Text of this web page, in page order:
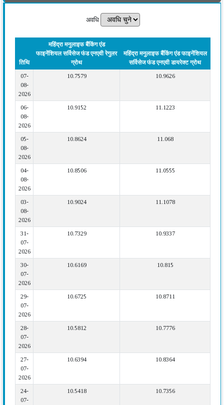
अवधि
तिथि
महिंद्रा मनुलाइफ बैंकिंग एंड
फाइनेंशियल सर्विसेज फंड एनएवी रेगुलर
ग्रोथ
महिंद्रा मनुलाइफ बैंकिंग एंड फाइनेंशियल
सर्विसेज फंड एनएवी डायरेक्ट ग्रोथ
07-
08-
2026
10.7579 10.9626
06-
08-
2026
10.9152 11.1223
05-
08-
2026
10.8624 11.068
04-
08-
2026
10.8506 11.0555
03-
08-
2026
10.9024 11.1078
31-
07-
2026
10.7329 10.9337
30-
07-
2026
10.6169 10.815
29-
07-
2026
10.6725 10.8711
28-
07-
2026
10.5812 10.7776
27-
07-
2026
10.6394 10.8364
24-
07-
10.5418 10.7356